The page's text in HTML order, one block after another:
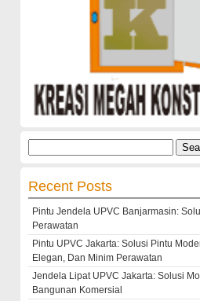
for:
Recent Posts
Pintu Jendela UPVC Banjarmasin:
Perawatan
Pintu UPVC Jakarta: Solusi Pintu
Elegan, Dan Minim Perawatan
Jendela Lipat UPVC Jakarta: Solusi
Bangunan Komersial